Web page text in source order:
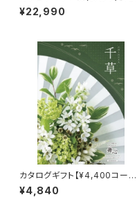
0,900コース】Choice Collec
tion
¥22,990
カタログギフト【¥4,400コース】
千草
¥4,840